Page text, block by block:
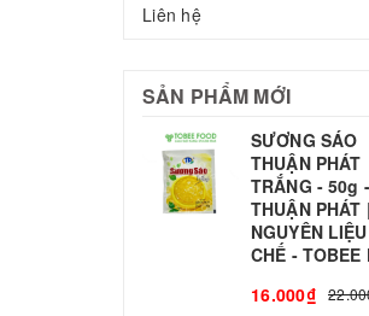
Liên hệ
SẢN PHẨM MỚI
SƯƠNG SÁO
THUẬN PHÁT
TRẮNG - 50g -
THUẬN PHÁT |
NGUYÊN
CHẾ - TOBEE
16.000₫